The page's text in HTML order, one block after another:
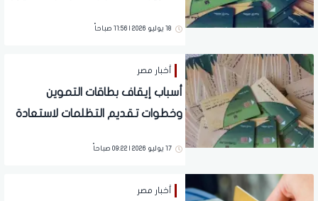
18 يوليو 2026 | 11:56 صباحاً
أخبار مصر
أسباب إيقاف بطاقات التموين
وخطوات تقديم التظلمات لاستعادة
17 يوليو 2026 | 09:22 صباحاً
أخبار مصر